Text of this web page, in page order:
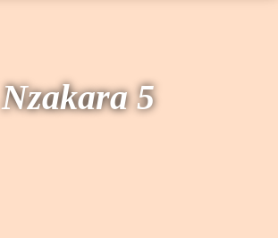
Nzakara 5